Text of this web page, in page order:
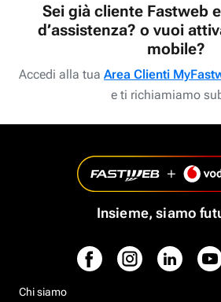
Sei già cliente Fastweb
d’assistenza? o vuoi
mobile?
Accedi alla tua Area Clienti
e ti richiamiamo
Insieme, siamo
Chi siamo